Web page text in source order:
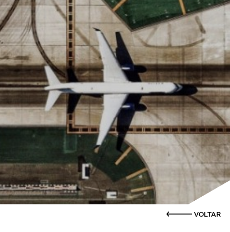
VOLTAR